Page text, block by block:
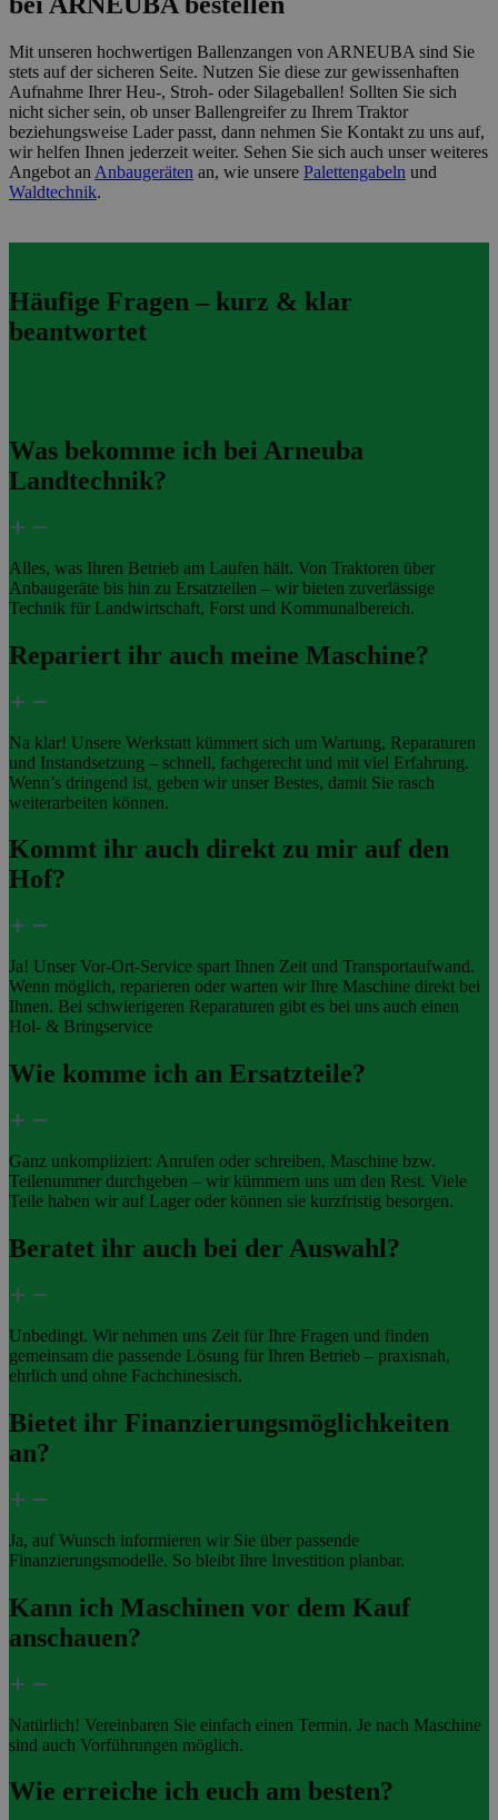
Mit unseren hochwertigen Ballenzangen von ARNEUBA sind Sie
stets auf der sicheren Seite. Nutzen Sie diese zur gewissenhaften
Aufnahme Ihrer Heu-, Stroh- oder Silageballen! Sollten Sie sich
nicht sicher sein, ob unser Ballengreifer zu Ihrem Traktor
beziehungsweise Lader passt, dann nehmen Sie Kontakt zu uns auf,
wir helfen Ihnen jederzeit weiter. Sehen Sie sich auch unser weiteres
Angebot an Anbaugeräten an, wie unsere Palettengabeln und
Waldtechnik.
Häufige Fragen – kurz & klar
beantwortet
Was bekomme ich bei Arneuba
Landtechnik?
Alles, was Ihren Betrieb am Laufen hält. Von Traktoren über
Anbaugeräte bis hin zu Ersatzteilen – wir bieten zuverlässige
Technik für Landwirtschaft, Forst und Kommunalbereich.
Repariert ihr auch meine Maschine?
Na klar! Unsere Werkstatt kümmert sich um Wartung, Reparaturen
und Instandsetzung – schnell, fachgerecht und mit viel Erfahrung.
Wenn’s dringend ist, geben wir unser Bestes, damit Sie rasch
weiterarbeiten können.
Kommt ihr auch direkt zu mir auf den
Hof?
Ja! Unser Vor-Ort-Service spart Ihnen Zeit und Transportaufwand.
Wenn möglich, reparieren oder warten wir Ihre Maschine direkt bei
Ihnen. Bei schwierigeren Reparaturen gibt es bei uns auch einen
Hol- & Bringservice
Wie komme ich an Ersatzteile?
Ganz unkompliziert: Anrufen oder schreiben, Maschine bzw.
Teilenummer durchgeben – wir kümmern uns um den Rest. Viele
Teile haben wir auf Lager oder können sie kurzfristig besorgen.
Beratet ihr auch bei der Auswahl?
Unbedingt. Wir nehmen uns Zeit für Ihre Fragen und finden
gemeinsam die passende Lösung für Ihren Betrieb – praxisnah,
ehrlich und ohne Fachchinesisch.
Bietet ihr Finanzierungsmöglichkeiten
an?
Ja, auf Wunsch informieren wir Sie über passende
Finanzierungsmodelle. So bleibt Ihre Investition planbar.
Kann ich Maschinen vor dem Kauf
anschauen?
Natürlich! Vereinbaren Sie einfach einen Termin. Je nach Maschine
sind auch Vorführungen möglich.
Wie erreiche ich euch am besten?